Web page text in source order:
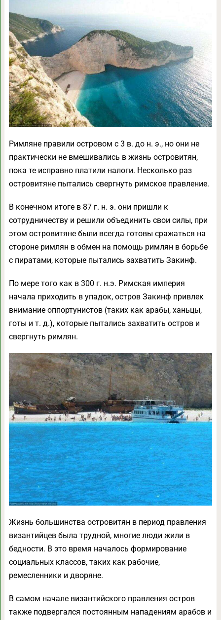
Римляне правили островом с 3 в. до н. э., но они не
практически не вмешивались в жизнь островитян,
пока те исправно платили налоги. Несколько раз
островитяне пытались свергнуть римское правление.
В конечном итоге в 87 г. н. э. они пришли к
сотрудничеству и решили объединить свои силы, при
этом островитяне были всегда готовы сражаться на
стороне римлян в обмен на помощь римлян в борьбе
с пиратами, которые пытались захватить Закинф.
По мере того как в 300 г. н.э. Римская империя
начала приходить в упадок, остров Закинф привлек
внимание оппортунистов (таких как арабы, ханьцы,
готы и т. д.), которые пытались захватить остров и
свергнуть римлян.
Жизнь большинства островитян в период правления
византийцев была трудной, многие люди жили в
бедности. В это время началось формирование
социальных классов, таких как рабочие,
ремесленники и дворяне.
В самом начале византийского правления остров
также подвергался постоянным нападениям арабов и